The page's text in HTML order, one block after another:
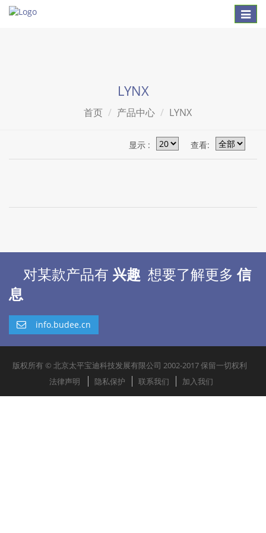
Toggle
LYNX
首页 产品中心 LYNX
查看:
显示 :
对某款产品有 兴趣 想要了解更多信
息
info.budee.cn
版权所有 © 北京太平宝迪科技发展有限公司 2002-2017 保留一切权利
法律声明
隐私保护 联系我们 加入我们